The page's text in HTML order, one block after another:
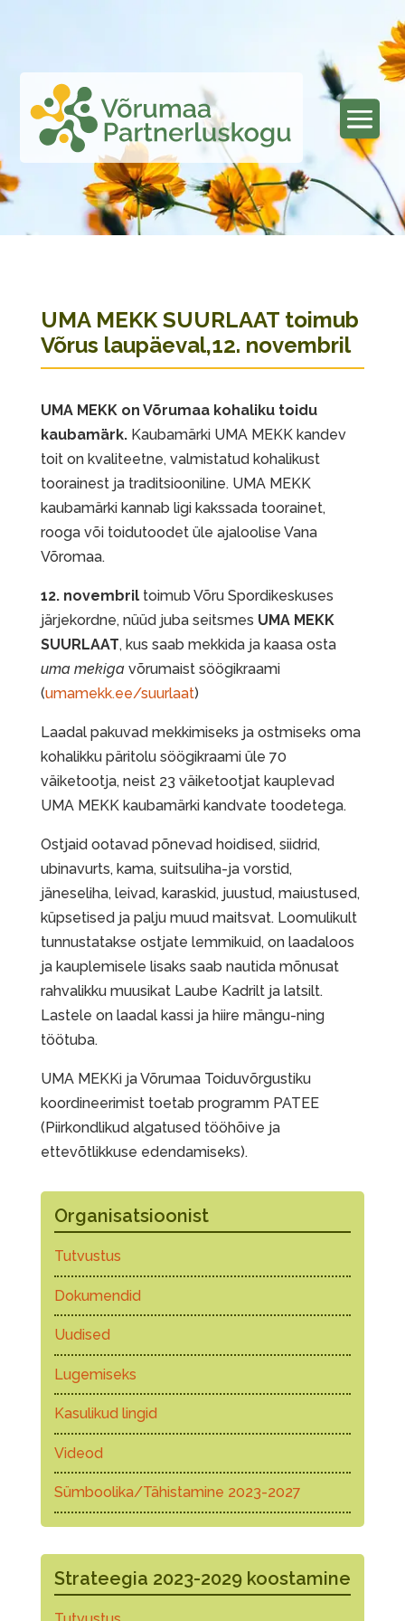
UMA MEKK SUURLAAT toimub
Võrus laupäeval,12. novembril
UMA MEKK on Võrumaa kohaliku toidu
kaubamärk.Kaubamärki UMA MEKK kandev
toit on kvaliteetne, valmistatud kohalikust
toorainest ja traditsiooniline. UMA MEKK
kaubamärki kannab ligi kakssada toorainet,
rooga või toidutoodet üle ajaloolise Vana
Võromaa.
12. novembriltoimub Võru Spordikeskuses
järjekordne, nüüd juba seitsmes UMA MEKK
SUURLAAT, kus saab mekkida ja kaasa osta
uma mekigavõrumaist söögikraami
(umamekk.ee/suurlaat)
Laadal pakuvad mekkimiseks ja ostmiseks oma
kohalikku päritolu söögikraami üle 70
väiketootja, neist 23 väiketootjat kauplevad
UMA MEKK kaubamärki kandvate toodetega.
Ostjaid ootavad põnevad hoidised, siidrid,
ubinavurts, kama, suitsuliha-ja vorstid,
jäneseliha, leivad, karaskid, juustud, maiustused,
küpsetised ja palju muud maitsvat. Loomulikult
tunnustatakse ostjate lemmikuid, on laadaloos
ja kauplemisele lisaks saab nautida mõnusat
rahvalikku muusikat Laube Kadrilt ja latsilt.
Lastele on laadal kassi ja hiire mängu-ning
töötuba.
UMA MEKKi ja Võrumaa Toiduvõrgustiku
koordineerimist toetab programm PATEE
(Piirkondlikud algatused tööhõive ja
ettevõtlikkuse edendamiseks).
Organisatsioonist
Tutvustus
Dokumendid
Uudised
Lugemiseks
Kasulikud lingid
Videod
Sümboolika/Tähistamine 2023-2027
Strateegia 2023-2029 koostamine